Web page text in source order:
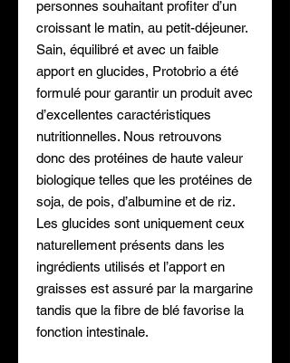
personnes souhaitant profiter d’un
croissant le matin, au petit-déjeuner.
Sain, équilibré et avec un faible
apport en glucides, Protobrio a été
formulé pour garantir un produit avec
d’excellentes caractéristiques
nutritionnelles. Nous retrouvons
donc des protéines de haute valeur
biologique telles que les protéines de
soja, de pois, d’albumine et de riz.
Les glucides sont uniquement ceux
naturellement présents dans les
ingrédients utilisés et l’apport en
graisses est assuré par la margarine
tandis que la fibre de blé favorise la
fonction intestinale.